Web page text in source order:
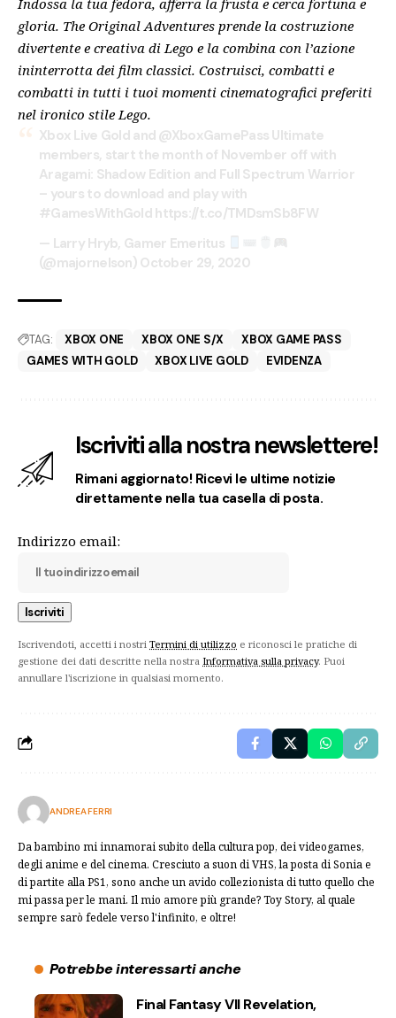
gloria. The Original Adventures prende la costruzione
divertente e creativa di Lego e la combina con l’azione
ininterrotta dei film classici. Costruisci, combatti e
combatti in tutti i tuoi momenti cinematografici preferiti
nel ironico stile Lego.
Xbox Live Gold and @XboxGamePass Ultimate
members, start the month of November off with
Aragami: Shadow Edition and Full Spectrum Warrior
– yours to download and play with
#GamesWithGold https://t.co/TMDsmSb8FW
— Larry Hryb, Gamer Emeritus
(@majornelson) October 29, 2020
TAG: XBOX ONE XBOX ONE S/X
XBOX GAME PASS
GAMES WITH GOLD
XBOX LIVE GOLD EVIDENZA
Iscriviti alla nostra newslettere!
Rimani aggiornato! Ricevi le ultime notizie
direttamente nella tua casella di posta.
Indirizzo email:
Iscrivendoti, accetti i nostri Termini di utilizzo e riconosci le pratiche di
gestione dei dati descritte nella nostra Informativa sulla privacy. Puoi
annullare l'iscrizione in qualsiasi momento.
ANDREA FERRI
Da bambino mi innamorai subito della cultura pop, dei videogames,
degli anime e del cinema. Cresciuto a suon di VHS, la posta di Sonia e
di partite alla PS1, sono anche un avido collezionista di tutto quello che
mi passa per le mani. Il mio amore più grande? Toy Story, al quale
sempre sarò fedele verso l'infinito, e oltre!
Potrebbe interessarti anche
Final Fantasy VII Revelation,